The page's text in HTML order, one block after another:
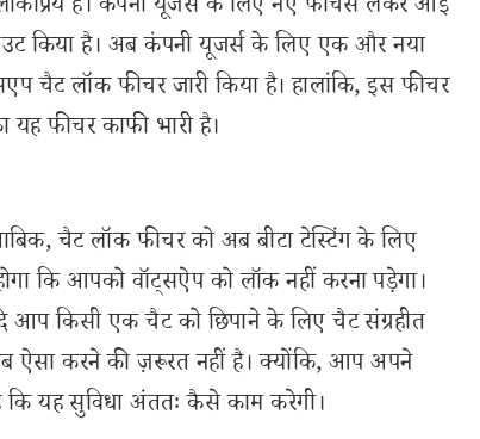
है। कंपनी यूजर्स के लिए नए फीचर्स लेकर आई
किया है। अब कंपनी यूजर्स के लिए एक और नया
लॉक फीचर जारी किया है। हालांकि, इस फीचर
फीचर काफी भारी है।
चैट लॉक फीचर को अब बीटा टेस्टिंग के लिए
कि आपको वॉट्सऐप को लॉक नहीं करना पड़ेगा।
किसी एक चैट को छिपाने के लिए चैट संग्रहीत
ऐसा करने की ज़रूरत नहीं है। क्योंकि, आप अपने
यह सुविधा अंततः कैसे काम करेगी।